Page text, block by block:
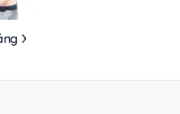
Xấu Hổ Hơn Sex?